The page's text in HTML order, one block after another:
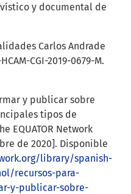
y documental de
Carlos Andrade
CGI-2019-0679-M.
y publicar sobre
tipos de
EQUATOR Network
de 2020]. Disponible
library/spanish-
recursos-para-
y-publicar-sobre-